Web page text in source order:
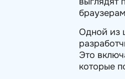
Одной из
Это
которые